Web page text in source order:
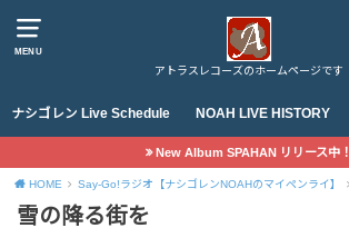
MENU
アトラスレコーズのホームページです
ナシゴレン Live Schedule NOAH LIVE HISTORY
New Album SPAHAN リリース中！
HOME Say-Go!ラジオ【ナシゴレンNOAHのマイペンライ】
雪の降る街を